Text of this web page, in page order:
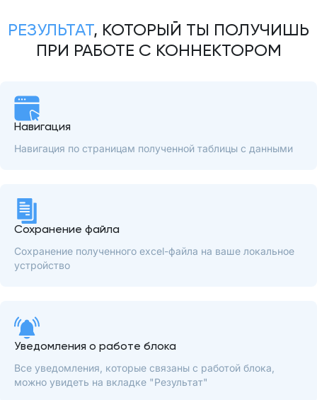
РЕЗУЛЬТАТ, КОТОРЫЙ ТЫ ПОЛУЧИШЬ
ПРИ РАБОТЕ С КОННЕКТОРОМ
Навигация
Навигация по страницам полученной таблицы с данными
Сохранение файла
Сохранение полученного excel-файла на ваше локальное
устройство
Уведомления о работе блока
Все уведомления, которые связаны с работой блока,
можно увидеть на вкладке "Результат"